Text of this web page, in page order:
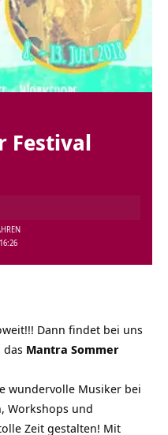
Festival
Dann findet bei uns
das Mantra Sommer
wundervolle Musiker bei
Workshops und
Zeit gestalten! Mit